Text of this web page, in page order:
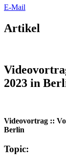
E-Mail
Artikel
2023 in
Videovortrag ::
Berlin
Topic: